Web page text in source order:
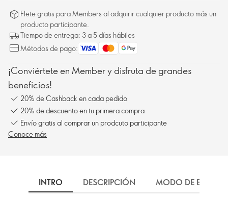
Flete gratis para Members al adquirir cualquier producto más un
producto participante.
Tiempo de entrega: 3 a 5 días hábiles
Métodos de pago:
¡Conviértete en Member y disfruta de grandes
beneficios!
20% de Cashback en cada pedido
20% de descuento en tu primera compra
Envío gratis al comprar un prodcuto participante
Conoce más
INTRO DESCRIPCIÓN MODO DE EMPLEO